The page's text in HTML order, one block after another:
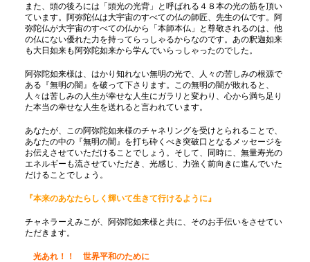
また、頭の後ろには「頭光の光背」と呼ばれる４８本の光の筋を頂い
ています。阿弥陀仏は大宇宙のすべての仏の師匠、先生の仏です。阿
弥陀仏が大宇宙のすべての仏から「本師本仏」と尊敬されるのは、他
の仏にない優れた力を持ってらっしゃるからなのです。あの釈迦如来
も大日如来も阿弥陀如来から学んでいらっしゃったのでした。
阿弥陀如来様は、はかり知れない無明の光で、人々の苦しみの根源で
ある『無明の闇』を破って下さります。この無明の闇が敗れると、
人々は苦しみの人生が幸せな人生にガラリと変わり、心から満ち足り
た本当の幸せな人生を送れると言われています。
あなたが、この阿弥陀如来様のチャネリングを受けとられることで、
あなたの中の『無明の闇』を打ち砕くべき突破口となるメッセージを
お伝えさせていただけることでしょう。そして、同時に、無量寿光の
エネルギーも流させていただき、光感じ、力強く前向きに進んでいた
だけることでしょう。
『本来のあなたらしく輝いて生きて行けるように』
チャネラーえみこが、阿弥陀如来様と共に、そのお手伝いをさせてい
ただきます。
光あれ！！ 世界平和のために